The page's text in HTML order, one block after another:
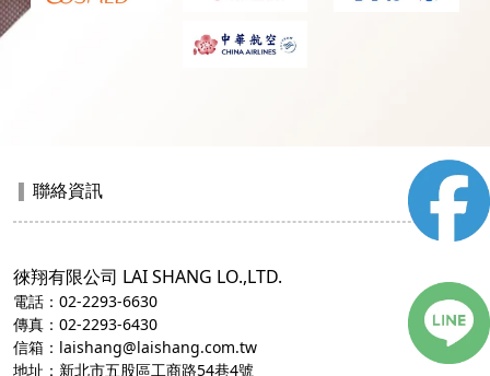
聯絡資訊
徠翔有限公司 LAI SHANG LO.,LTD.
電話：02-2293-6630
傳真：02-2293-6430
信箱：laishang@laishang.com.tw
地址：新北市五股區工商路54巷4號